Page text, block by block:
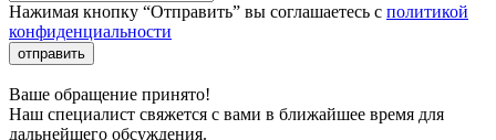
Нажимая кнопку “Отправить” вы соглашаетесь с политикой
конфиденциальности
отправить
Ваше обращение принято!
Наш специалист свяжется с вами в ближайшее время для
дальнейшего обсуждения.